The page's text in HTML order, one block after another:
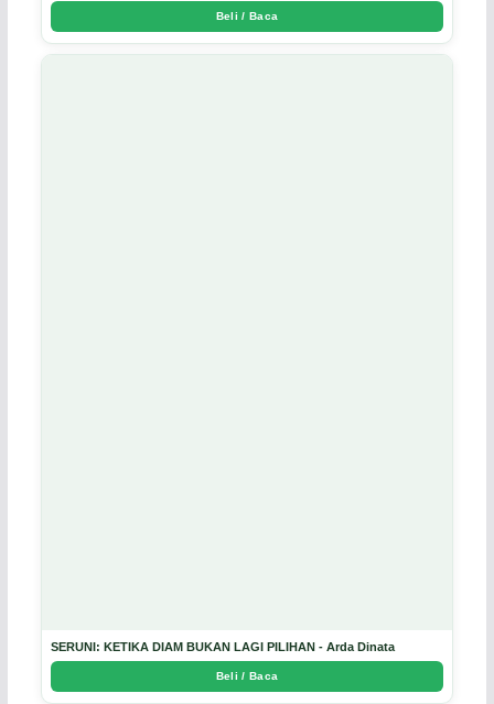
Beli / Baca
SERUNI: KETIKA DIAM BUKAN LAGI PILIHAN - Arda Dinata
Beli / Baca